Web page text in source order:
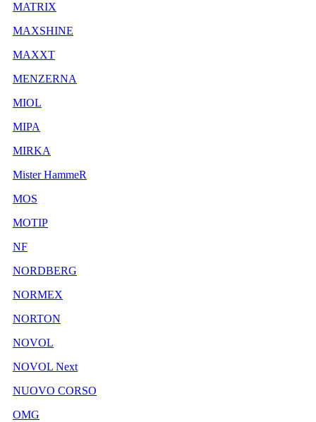
MATRIX
MAXSHINE
MAXXT
MENZERNA
MIOL
MIPA
MIRKA
Mister HammeR
MOS
MOTIP
NF
NORDBERG
NORMEX
NORTON
NOVOL
NOVOL Next
NUOVO CORSO
OMG